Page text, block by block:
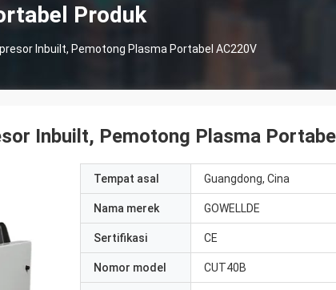
Produk
Inbuilt, Pemotong Plasma Portabel AC220V
Inbuilt, Pemotong Plasma
Tempat asal Guangdong, Cina
Nama merek GOWELLDE
Sertifikasi CE
Nomor model CUT40B